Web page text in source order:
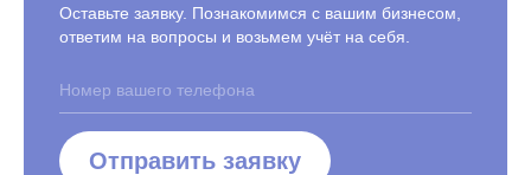
Оставьте заявку. Познакомимся с вашим бизнесом,
ответим на вопросы и возьмем учёт на себя.
Отправить заявку